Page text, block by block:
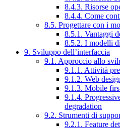
8.4.3. Risorse
8.4.4. Come
8.5. Progettare con i
8.5.1. Vantaggi
8.5.2. I modelli
9. Sviluppo dell’interfaccia
9.1. Approccio allo
9.1.1. Attività
9.1.2. Web
9.1.3. Mobile
9.1.4.
degradation
9.2. Strumenti di
9.2.1. Feature